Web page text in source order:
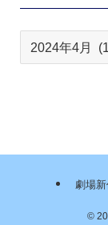
劇場
©